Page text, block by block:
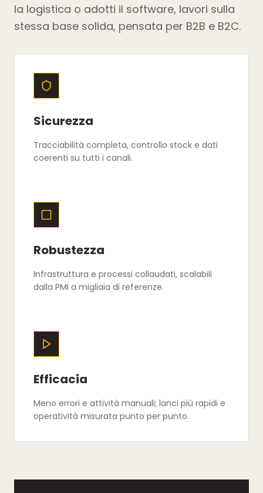
la logistica o adotti il software, lavori sulla
stessa base solida, pensata per B2B e B2C.
Sicurezza
Tracciabilità completa, controllo stock e dati
coerenti su tutti i canali.
Robustezza
Infrastruttura e processi collaudati, scalabili
dalla PMI a migliaia di referenze.
Efficacia
Meno errori e attività manuali; lanci più rapidi e
operatività misurata punto per punto.